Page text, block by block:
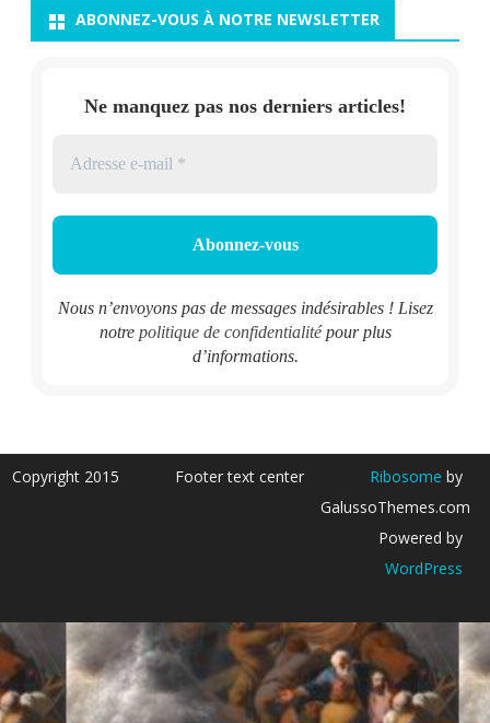
ABONNEZ-VOUS À NOTRE NEWSLETTER
Ne manquez pas nos derniers articles!
Nous n’envoyons pas de messages indésirables ! Lisez
notre politique de confidentialitépour plus
d’informations.
Copyright 2015 Footer text center Ribosome by
GalussoThemes.com
Powered by
WordPress